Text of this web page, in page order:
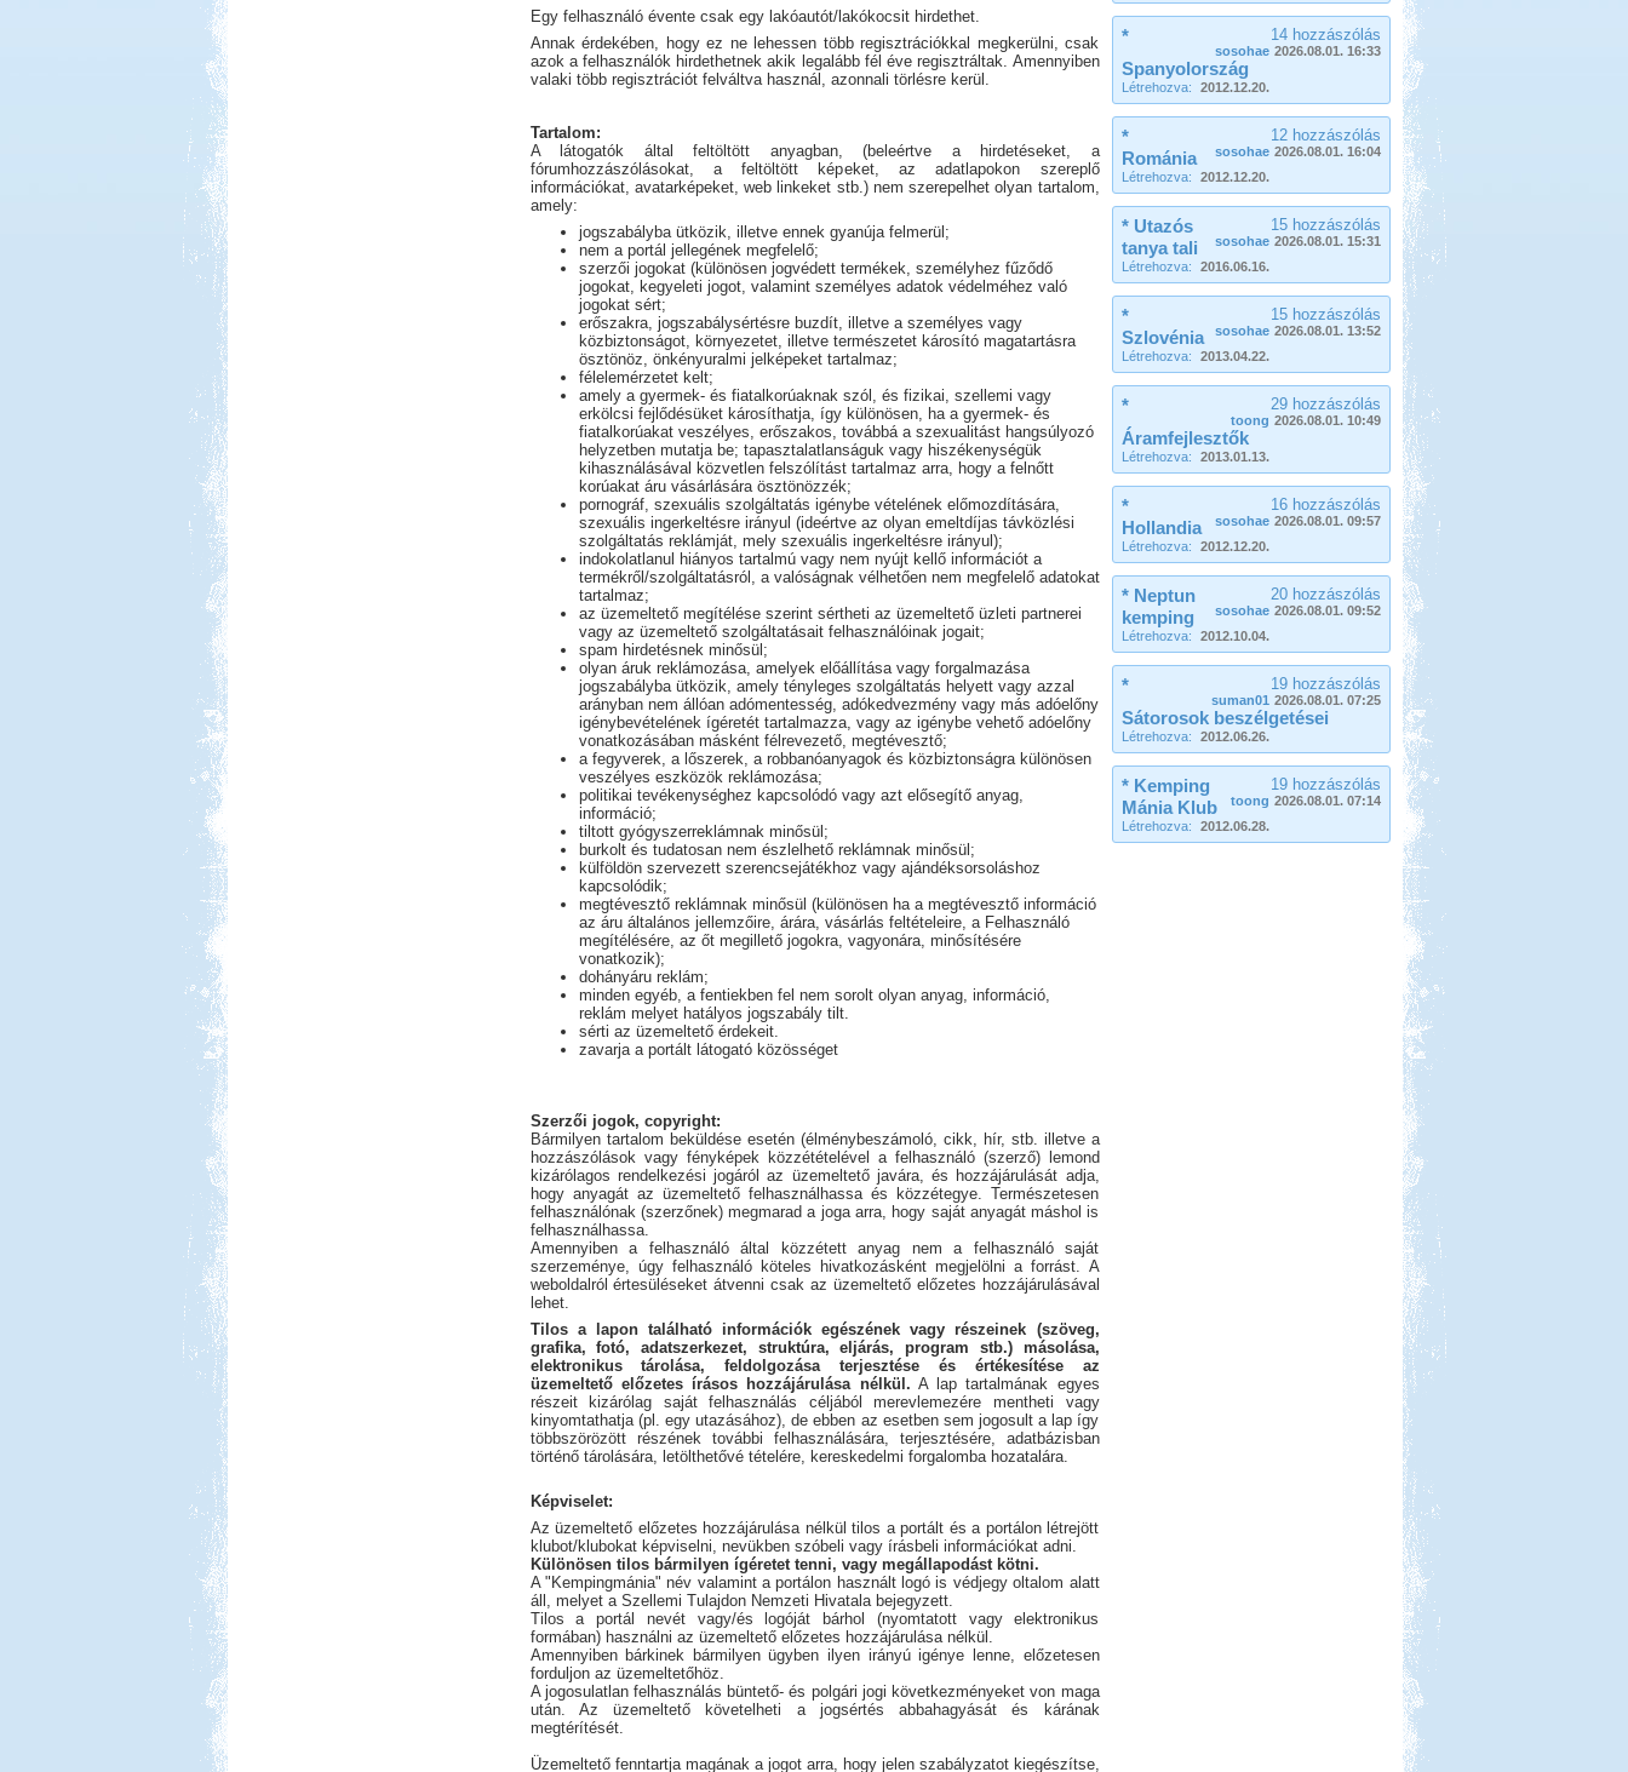
Egy felhasználó évente csak egy lakóautót/lakókocsit hirdethet.
Annak érdekében, hogy ez ne lehessen több regisztrációkkal megkerülni, csak
azok a felhasználók hirdethetnek akik legalább fél éve regisztráltak. Amennyiben
valaki több regisztrációt felváltva használ, azonnali törlésre kerül.
Tartalom:
A látogatók által feltöltött anyagban, (beleértve a hirdetéseket, a
fórumhozzászólásokat, a feltöltött képeket, az adatlapokon szereplő
információkat, avatarképeket, web linkeket stb.) nem szerepelhet olyan tartalom,
amely:
jogszabályba ütközik, illetve ennek gyanúja felmerül;
nem a portál jellegének megfelelő;
szerzői jogokat (különösen jogvédett termékek, személyhez fűződő
jogokat, kegyeleti jogot, valamint személyes adatok védelméhez való
jogokat sért;
erőszakra, jogszabálysértésre buzdít, illetve a személyes vagy
közbiztonságot, környezetet, illetve természetet károsító magatartásra
ösztönöz, önkényuralmi jelképeket tartalmaz;
félelemérzetet kelt;
amely a gyermek- és fiatalkorúaknak szól, és fizikai, szellemi vagy
erkölcsi fejlődésüket károsíthatja, így különösen, ha a gyermek- és
fiatalkorúakat veszélyes, erőszakos, továbbá a szexualitást hangsúlyozó
helyzetben mutatja be; tapasztalatlanságuk vagy hiszékenységük
kihasználásával közvetlen felszólítást tartalmaz arra, hogy a felnőtt
korúakat áru vásárlására ösztönözzék;
pornográf, szexuális szolgáltatás igénybe vételének előmozdítására,
szexuális ingerkeltésre irányul (ideértve az olyan emeltdíjas távközlési
szolgáltatás reklámját, mely szexuális ingerkeltésre irányul);
indokolatlanul hiányos tartalmú vagy nem nyújt kellő információt a
termékről/szolgáltatásról, a valóságnak vélhetően nem megfelelő adatokat
tartalmaz;
az üzemeltető megítélése szerint sértheti az üzemeltető üzleti partnerei
vagy az üzemeltető szolgáltatásait felhasználóinak jogait;
spam hirdetésnek minősül;
olyan áruk reklámozása, amelyek előállítása vagy forgalmazása
jogszabályba ütközik, amely tényleges szolgáltatás helyett vagy azzal
arányban nem állóan adómentesség, adókedvezmény vagy más adóelőny
igénybevételének ígéretét tartalmazza, vagy az igénybe vehető adóelőny
vonatkozásában másként félrevezető, megtévesztő;
a fegyverek, a lőszerek, a robbanóanyagok és közbiztonságra különösen
veszélyes eszközök reklámozása;
politikai tevékenységhez kapcsolódó vagy azt elősegítő anyag,
információ;
tiltott gyógyszerreklámnak minősül;
burkolt és tudatosan nem észlelhető reklámnak minősül;
külföldön szervezett szerencsejátékhoz vagy ajándéksorsoláshoz
kapcsolódik;
megtévesztő reklámnak minősül (különösen ha a megtévesztő információ
az áru általános jellemzőire, árára, vásárlás feltételeire, a Felhasználó
megítélésére, az őt megillető jogokra, vagyonára, minősítésére
vonatkozik);
dohányáru reklám;
minden egyéb, a fentiekben fel nem sorolt olyan anyag, információ,
reklám melyet hatályos jogszabály tilt.
sérti az üzemeltető érdekeit.
zavarja a portált látogató közösséget
Szerzői jogok, copyright:
Bármilyen tartalom beküldése esetén (élménybeszámoló, cikk, hír, stb. illetve a
hozzászólások vagy fényképek közzétételével a felhasználó (szerző) lemond
kizárólagos rendelkezési jogáról az üzemeltető javára, és hozzájárulását adja,
hogy anyagát az üzemeltető felhasználhassa és közzétegye. Természetesen
felhasználónak (szerzőnek) megmarad a joga arra, hogy saját anyagát máshol is
felhasználhassa.
Amennyiben a felhasználó által közzétett anyag nem a felhasználó saját
szerzeménye, úgy felhasználó köteles hivatkozásként megjelölni a forrást. A
weboldalról értesüléseket átvenni csak az üzemeltető előzetes hozzájárulásával
lehet.
Tilos a lapon található információk egészének vagy részeinek (szöveg,
grafika, fotó, adatszerkezet, struktúra, eljárás, program stb.) másolása,
elektronikus tárolása, feldolgozása terjesztése és értékesítése az
üzemeltető előzetes írásos hozzájárulása nélkül. A lap tartalmának egyes
részeit kizárólag saját felhasználás céljából merevlemezére mentheti vagy
kinyomtathatja (pl. egy utazásához), de ebben az esetben sem jogosult a lap így
többszörözött részének további felhasználására, terjesztésére, adatbázisban
történő tárolására, letölthetővé tételére, kereskedelmi forgalomba hozatalára.
Képviselet:
Az üzemeltető előzetes hozzájárulása nélkül tilos a portált és a portálon létrejött
klubot/klubokat képviselni, nevükben szóbeli vagy írásbeli információkat adni.
Különösen tilos bármilyen ígéretet tenni, vagy megállapodást kötni.
A "Kempingmánia" név valamint a portálon használt logó is védjegy oltalom alatt
áll, melyet a Szellemi Tulajdon Nemzeti Hivatala bejegyzett.
Tilos a portál nevét vagy/és logóját bárhol (nyomtatott vagy elektronikus
formában) használni az üzemeltető előzetes hozzájárulása nélkül.
Amennyiben bárkinek bármilyen ügyben ilyen irányú igénye lenne, előzetesen
forduljon az üzemeltetőhöz.
A jogosulatlan felhasználás büntető- és polgári jogi következményeket von maga
után. Az üzemeltető követelheti a jogsértés abbahagyását és kárának
megtérítését.
Üzemeltető fenntartja magának a jogot arra, hogy jelen szabályzatot kiegészítse,
14 hozzászólás
sosohae 2026.08.01. 16:33
*
Spanyolország
Létrehozva: 2012.12.20.
12 hozzászólás
sosohae 2026.08.01. 16:04
*
Románia
Létrehozva: 2012.12.20.
15 hozzászólás
sosohae 2026.08.01. 15:31
* Utazós
tanya tali
Létrehozva: 2016.06.16.
15 hozzászólás
sosohae 2026.08.01. 13:52
*
Szlovénia
Létrehozva: 2013.04.22.
29 hozzászólás
toong 2026.08.01. 10:49
*
Áramfejlesztők
Létrehozva: 2013.01.13.
16 hozzászólás
sosohae 2026.08.01. 09:57
*
Hollandia
Létrehozva: 2012.12.20.
20 hozzászólás
sosohae 2026.08.01. 09:52
* Neptun
kemping
Létrehozva: 2012.10.04.
19 hozzászólás
suman01 2026.08.01. 07:25
*
Sátorosok beszélgetései
Létrehozva: 2012.06.26.
19 hozzászólás
toong 2026.08.01. 07:14
* Kemping
Mánia Klub
Létrehozva: 2012.06.28.